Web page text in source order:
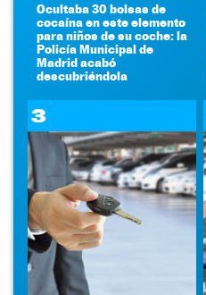
Ocultaba 30 bolsas de
cocaína en este elemento
para niños de su coche: la
Policía Municipal de
Madrid acabó
descubriéndola
3